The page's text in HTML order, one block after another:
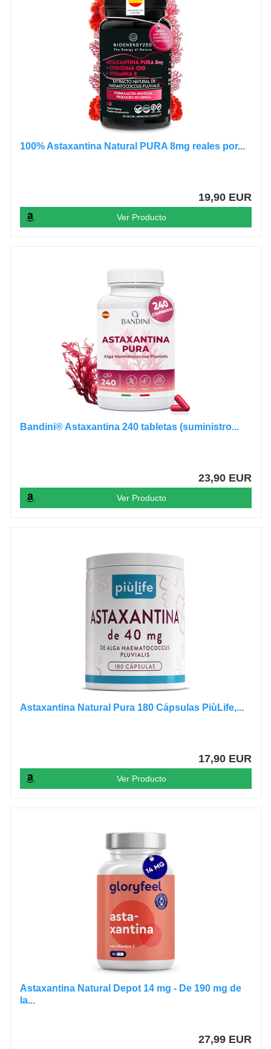
100% Astaxantina Natural PURA 8mg reales por...
19,90 EUR
Ver Producto
Bandini® Astaxantina 240 tabletas (suministro...
23,90 EUR
Ver Producto
Astaxantina Natural Pura 180 Cápsulas PiùLife,...
17,90 EUR
Ver Producto
Astaxantina Natural Depot 14 mg - De 190 mg de
la...
27,99 EUR